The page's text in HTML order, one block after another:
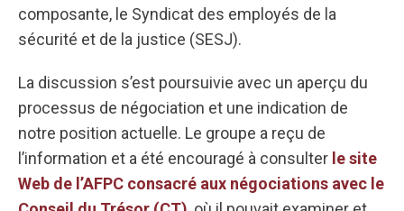
composante, le Syndicat des employés de la
sécurité et de la justice (SESJ).
La discussion s’est poursuivie avec un aperçu du
processus de négociation et une indication de
notre position actuelle. Le groupe a reçu de
l’information et a été encouragé à consulter le site
Web de l’AFPC consacré aux négociations avec le